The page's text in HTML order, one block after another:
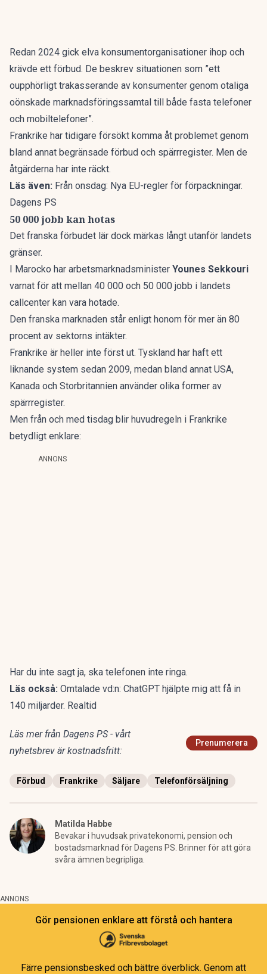
Redan 2024 gick elva konsumentorganisationer ihop och
krävde ett förbud. De beskrev situationen som ”ett
oupphörligt trakasserande av konsumenter genom otaliga
oönskade marknadsföringssamtal till både fasta telefoner
och mobiltelefoner”.
Frankrike har tidigare försökt komma åt problemet genom
bland annat begränsade förbud och spärrregister. Men de
åtgärderna har inte räckt.
Läs även: Från onsdag: Nya EU-regler för förpackningar.
Dagens PS
50 000 jobb kan hotas
Det franska förbudet lär dock märkas långt utanför landets
gränser.
I Marocko har arbetsmarknadsminister Younes Sekkouri
varnat för att mellan 40 000 och 50 000 jobb i landets
callcenter kan vara hotade.
Den franska marknaden står enligt honom för mer än 80
procent av sektorns intäkter.
Frankrike är heller inte först ut. Tyskland har haft ett
liknande system sedan 2009, medan bland annat USA,
Kanada och Storbritannien använder olika former av
spärrregister.
Men från och med tisdag blir huvudregeln i Frankrike
betydligt enklare:
ANNONS
Har du inte sagt ja, ska telefonen inte ringa.
Läs också: Omtalade vd:n: ChatGPT hjälpte mig att få in
140 miljarder. Realtid
Läs mer från Dagens PS - vårt
nyhetsbrev är kostnadsfritt:
Prenumerera
Förbud Frankrike Säljare Telefonförsäljning
Matilda Habbe
Bevakar i huvudsak privatekonomi, pension och
bostadsmarknad för Dagens PS. Brinner för att göra
svåra ämnen begripliga.
ANNONS
Gör pensionen enklare att förstå och hantera
Färre pensionsbesked och bättre överblick. Genom att